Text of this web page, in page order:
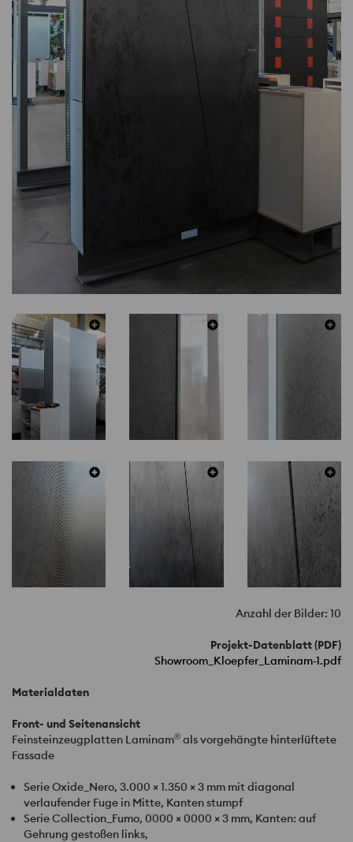
Anzahl der Bilder: 10
Projekt-Datenblatt (PDF)
Showroom_Kloepfer_Laminam-1.pdf
Materialdaten
Front- und Seitenansicht
Feinsteinzeugplatten Laminam® als vorgehängte hinterlüftete
Fassade
Serie Oxide_Nero, 3.000 × 1.350 × 3 mm mit diagonal
verlaufender Fuge in Mitte, Kanten stumpf
Serie Collection_Fumo, 0000 × 0000 × 3 mm, Kanten: auf
Gehrung gestoßen links,